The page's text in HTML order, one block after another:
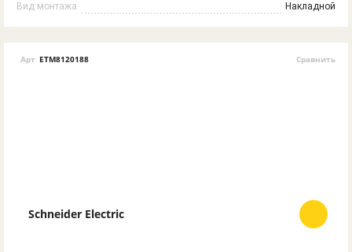
Вид монтажа
Накладной
Арт ETM8120188 Сравнить
Schneider Electric